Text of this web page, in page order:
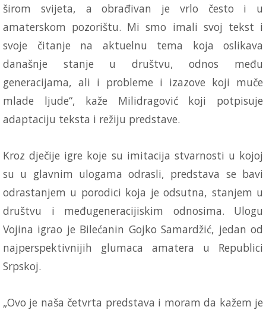
širom svijeta, a obrađivan je vrlo često i u
amaterskom pozorištu. Mi smo imali svoj tekst i
svoje čitanje na aktuelnu tema koja oslikava
današnje stanje u društvu, odnos među
generacijama, ali i probleme i izazove koji muče
mlade ljude“, kaže Milidragović koji potpisuje
adaptaciju teksta i režiju predstave.
Kroz dječije igre koje su imitacija stvarnosti u kojoj
su u glavnim ulogama odrasli, predstava se bavi
odrastanjem u porodici koja je odsutna, stanjem u
društvu i međugeneracijiskim odnosima. Ulogu
Vojina igrao je Bilećanin Gojko Samardžić, jedan od
najperspektivnijih glumaca amatera u Republici
Srpskoj.
„Ovo je naša četvrta predstava i moram da kažem je